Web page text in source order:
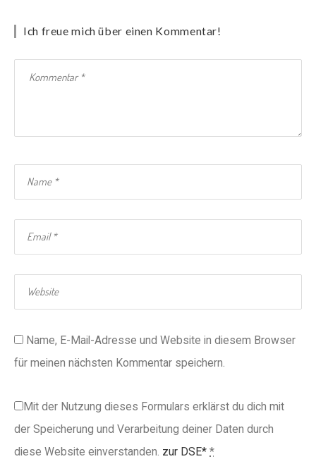
Ich freue mich über einen Kommentar!
Name, E-Mail-Adresse und Website in diesem Browser
für meinen nächsten Kommentar speichern.
Mit der Nutzung dieses Formulars erklärst du dich mit
der Speicherung und Verarbeitung deiner Daten durch
diese Website einverstanden. zur DSE* *